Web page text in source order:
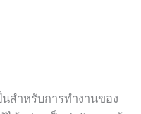
สำหรับการทำงานของ